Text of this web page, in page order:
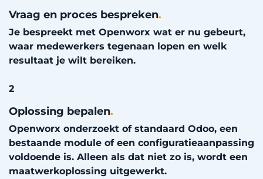
Vraag en proces bespreken.
Je bespreekt met Openworx wat er nu gebeurt,
waar medewerkers tegenaan lopen en welk
resultaat je wilt bereiken.
2
Oplossing bepalen.
Openworx onderzoekt of standaard Odoo, een
bestaande module of een configuratieaanpassing
voldoende is. Alleen als dat niet zo is, wordt een
maatwerkoplossing uitgewerkt.